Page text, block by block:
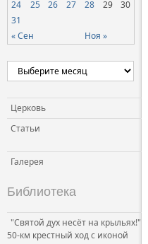
« Сен Ноя »
24
25 26 27 28 29
30
31
Церковь
Статьи
Галерея
Библиотека
"Святой дух несёт на крыльях!"
50-км крестный ход с иконой